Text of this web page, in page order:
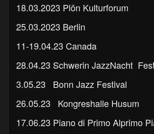
18.03.2023 Plön Kulturforum
25.03.2023 Berlin
11-19.04.23 Canada
28.04.23 Schwerin JazzNacht
3.05.23 Bonn Jazz Festival
26.05.23 Kongreshalle Husum
17.06.23 Piano di Primo Alprimo